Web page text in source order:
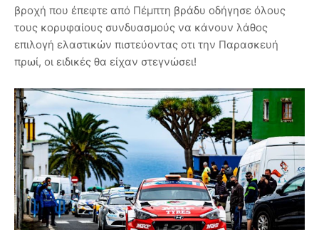
βροχή που έπεφτε από Πέμπτη βράδυ οδήγησε όλους
τους κορυφαίους συνδυασμούς να κάνουν λάθος
επιλογή ελαστικών πιστεύοντας οτι την Παρασκευή
πρωί, οι ειδικές θα είχαν στεγνώσει!